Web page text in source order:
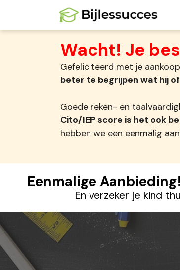
de
Wacht! Je
Gefeliciteerd met je
beter te begrijpen wat hij
Goede reken- en
Cito/IEP score is het ook
hebben we een eenmalig
Eenmalige
En verzeker je kind